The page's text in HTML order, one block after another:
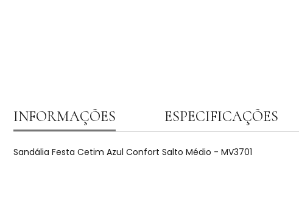
INFORMAÇÕES
Sandália Festa Cetim Azul Confort Salto Médio - MV3701
ESPECIFICAÇÕES